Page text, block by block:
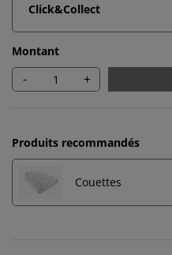
Click&Collect
Montant
- +
Produits recommandés
Couettes